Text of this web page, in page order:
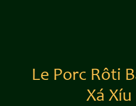
Le Porc Rôti
Xá Xíu